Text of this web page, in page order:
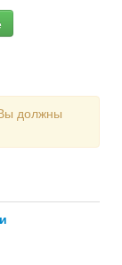
должны